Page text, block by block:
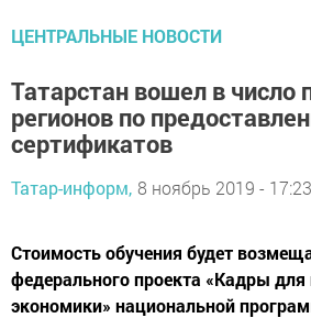
ЦЕНТРАЛЬНЫЕ НОВОСТИ
Татарстан вошел в число
регионов по
сертификатов
Татар-информ, 8 ноябрь 2019 - 17:23
Стоимость обучения будет
федерального проекта «Кадры
экономики» национальной